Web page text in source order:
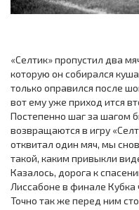
«Селтик» пропустил два
которую он собирался
только оправился после
вот ему уже приход ится
Постепенно шаг за шагом
возвращаются в игру
отквитал один мяч, мы
такой, каким привыкли
Казалось, дорога к
Лиссабоне в финале Кубка
Точно так же перед ним